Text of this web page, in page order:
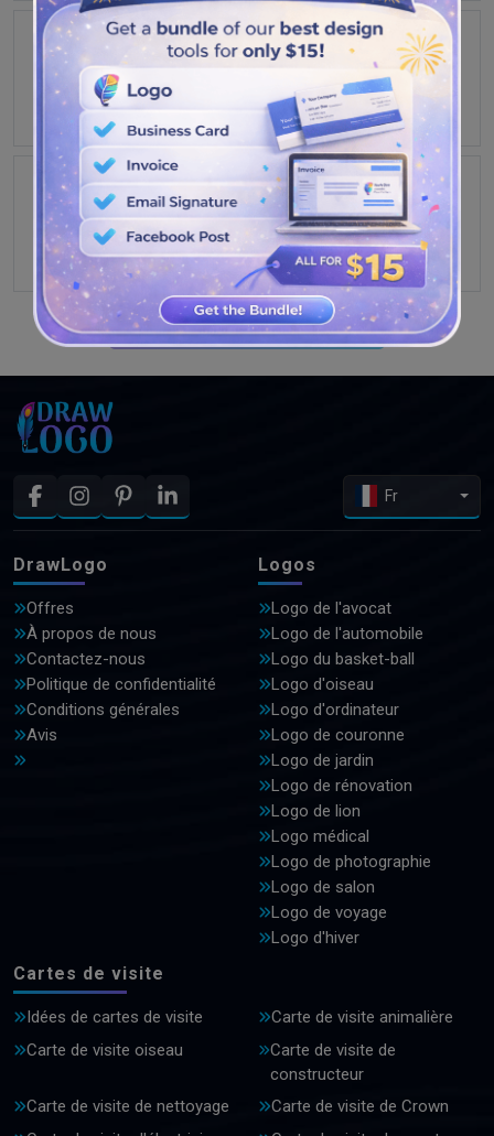
VOIR PLUS DE CONCEPTIONS
Fr
DrawLogo
Offres
À propos de nous
Contactez-nous
Politique de confidentialité
Conditions générales
Avis
Logos
Logo de l'avocat
Logo de l'automobile
Logo du basket-ball
Logo d'oiseau
Logo d'ordinateur
Logo de couronne
Logo de jardin
Logo de rénovation
Logo de lion
Logo médical
Logo de photographie
Logo de salon
Logo de voyage
Logo d'hiver
Cartes de visite
Idées de cartes de visite
Carte de visite animalière
Carte de visite oiseau
Carte de visite de
constructeur
Carte de visite de nettoyage
Carte de visite de Crown